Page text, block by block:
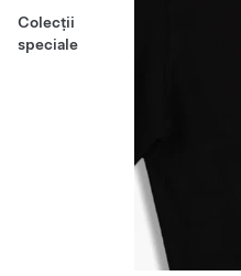
Colecții
speciale